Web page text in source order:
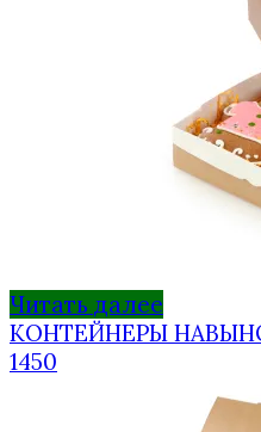
Читать далее
КОНТЕЙНЕРЫ
1450